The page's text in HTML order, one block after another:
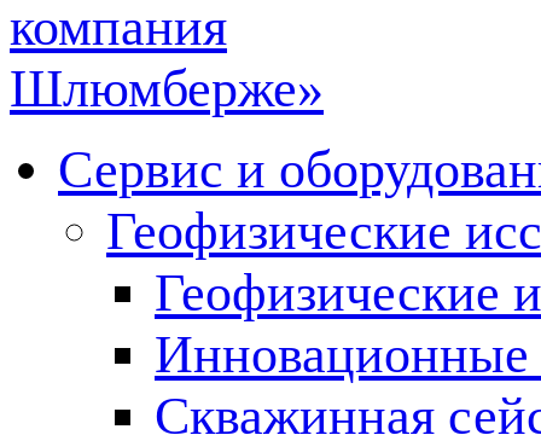
Сервис и
Геофизические
Геофизические
Инновационные
Скважинная